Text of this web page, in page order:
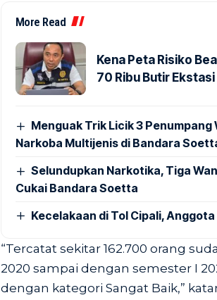
More Read
Kena Peta Risiko
70 Ribu Butir
Menguak Trik Licik 3
Narkoba Multijenis di Bandara
Selundupkan Narkotika, Tiga
Cukai Bandara Soetta
Kecelakaan di Tol Cipali,
“Tercatat sekitar 162.700 orang
2020 sampai dengan semester I
dengan kategori Sangat Baik,”